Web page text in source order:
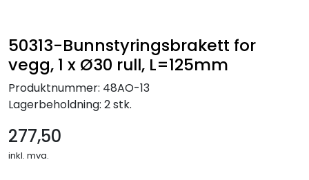
50313-Bunnstyringsbrakett for
vegg, 1 x Ø30 rull, L=125mm
Produktnummer: 48AO-13
Lagerbeholdning: 2 stk.
277,50
inkl. mva.